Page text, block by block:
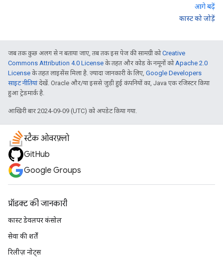
आगे बढ़ें
कास्ट को जोड़ें
जब तक कुछ अलग से न बताया जाए, तब तक इस पेज की सामग्री कोCreative
Commons Attribution 4.0 License के तहत और कोड के नमूनों कोApache 2.0
License के तहत लाइसेंस मिला है. ज़्यादा जानकारी के लिए, Google Developers
साइट नीतियांदेखें. Oracle और/या इससे जुड़ी हुई कंपनियों का, Java एक रजिस्टर किया
हुआ ट्रेडमार्क है.
आखिरी बार 2024-09-09 (UTC) को अपडेट किया गया.
स्टैक ओवरफ़्लो
GitHub
Google Groups
प्रॉडक्ट की जानकारी
कास्ट डेवलपर कंसोल
सेवा की शर्तें
रिलीज़ नोट्स